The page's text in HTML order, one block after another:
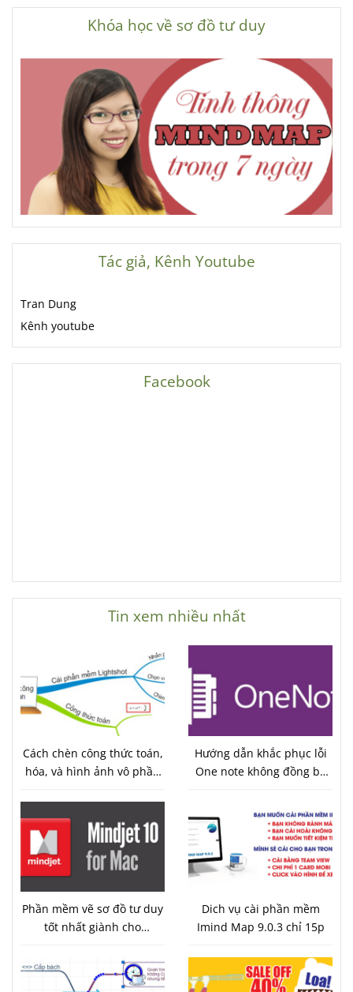
Khóa học về sơ đồ tư duy
Tác giả, Kênh Youtube
Tran Dung
Kênh youtube
Facebook
Tin xem nhiều nhất
Cách chèn công thức toán,
hóa, và hình ảnh vô phần
Hướng dẫn khắc phục lỗi
One note không đồng bộ
Phần mềm vẽ sơ đồ tư duy
tốt nhất giành cho
MindManager tương thích
với Imind Map
Dich vụ cài phần mềm
Imind Map 9.0.3 chỉ 15p